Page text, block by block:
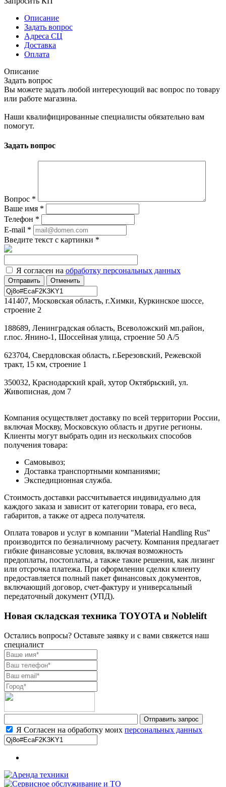
Описание
Задать вопрос
Адреса СЦ
Доставка
Оплата
Описание
Задать вопрос
Вы можете задать любой интересующий вас вопрос по товару
или работе магазина.
Наши квалифицированные специалисты обязательно вам
помогут.
Задать вопрос
Вопрос *
Ваше имя *
Телефон *
E-mail *
Введите текст с картинки *
Я согласен на обработку персональных данных
Отменить
141407, Московская область, г.Химки, Куркинское шоссе,
строение 2
188689, Ленинградская область, Всеволожский мп.район,
г.пос. Янино-1, Шоссейная улица, строение 50 А/5
623704, Свердловская область, г.Березовский, Режевской
тракт, 15 км, строение 1
350032, Краснодарский край, хутор Октябрьский, ул.
Живописная, дом 7
Компания осуществляет доставку по всей территории России,
включая Москву, Московскую область и другие регионы.
Клиенты могут выбрать один из нескольких способов
получения товара:
Самовывоз;
Доставка транспортными компаниями;
Экспедиционная служба.
Стоимость доставки рассчитывается индивидуально для
каждого заказа и зависит от категории товара, его веса,
габаритов, а также от адреса получателя.
Оплата товаров и услуг в компании "Material Handling Rus"
производится по безналичному расчету. Компания предлагает
гибкие финансовые условия, включая возможность
предоплаты, постоплаты, а также такие решения, как лизинг
или отсрочка платежа. При оформлении сделки клиенту
предоставляется полный пакет финансовых документов,
включающий договор, счет-фактуру и универсальный
передаточный документ (УПД).
Новая складская техника TOYOTA и Noblelift
Остались вопросы? Оставьте заявку и с вами свяжется наш
специалист
Я Согласен на обработку моих персональных данных